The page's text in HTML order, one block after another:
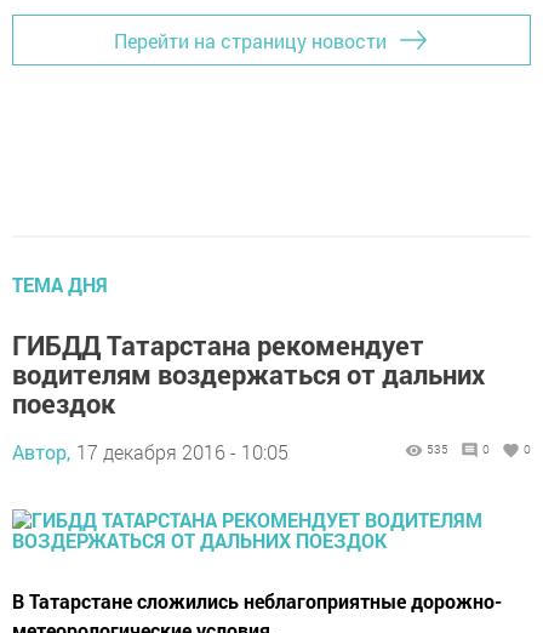
Перейти на страницу новости
ТЕМА ДНЯ
ГИБДД Татарстана рекомендует
водителям воздержаться от дальних
поездок
Автор, 17 декабря 2016 - 10:05 535 0 0
В Татарстане сложились неблагоприятные дорожно-